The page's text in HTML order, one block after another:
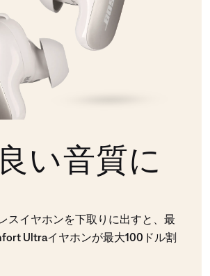
い音質に
スイヤホンを下取りに出すと、最
Ultraイヤホンが最大100ドル割